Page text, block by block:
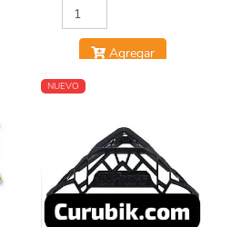
Agregar
NUEVO